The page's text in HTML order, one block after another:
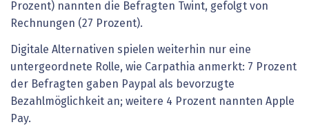
Prozent) nannten die Befragten Twint, gefolgt von
Rechnungen (27 Prozent).
Digitale Alternativen spielen weiterhin nur eine
untergeordnete Rolle, wie Carpathia anmerkt: 7 Prozent
der Befragten gaben Paypal als bevorzugte
Bezahlmöglichkeit an; weitere 4 Prozent nannten Apple
Pay.